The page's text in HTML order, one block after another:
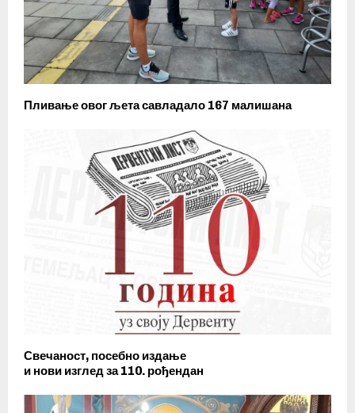
Пливање овог љета савладало 167 малишана
Свечаност, посебно издање
и нови изглед за 110. рођендан